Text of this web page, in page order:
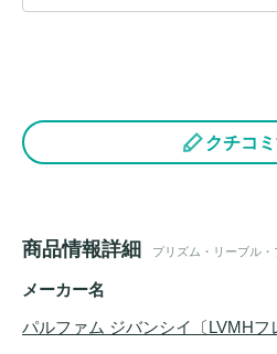
クチコ
商品情報詳細 プリズム・リーブル・
メーカー名
パルファム ジバンシイ〔LVMHフ